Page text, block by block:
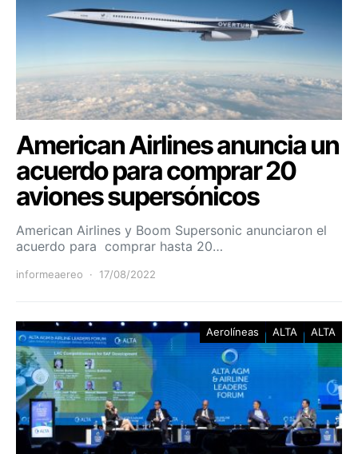
American Airlines anuncia un
acuerdo para comprar 20
aviones supersónicos
American Airlines y Boom Supersonic anunciaron el
acuerdo para comprar hasta 20…
informeaereo 17/08/2022
Aerolíneas ALTA ALTA